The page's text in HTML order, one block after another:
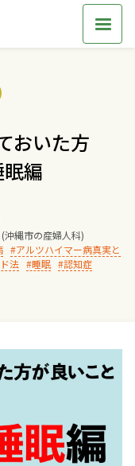
おいた方
編
沖縄市の産婦人科)
アルツハイマー病真実と
法 睡眠 認知症
理念
援